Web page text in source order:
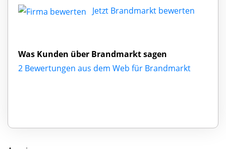
Jetzt Brandmarkt bewerten
Was Kunden über Brandmarkt sagen
2 Bewertungen aus dem Web für Brandmarkt